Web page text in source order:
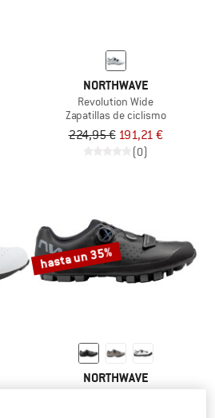
NORTHWAVE
Revolution Wide
Zapatillas de ciclismo
224,95 € 191,21 €
(0)
hasta un 35%
NORTHWAVE